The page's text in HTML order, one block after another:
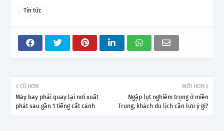
Tin tức
MỚI HƠN
Ngập lụt nghiêm trọng ở miền
Trung, khách du lịch cần lưu ý gì?
CŨ HƠN
Máy bay phải quay lại nơi xuất
phát sau gần 1 tiếng cất cánh